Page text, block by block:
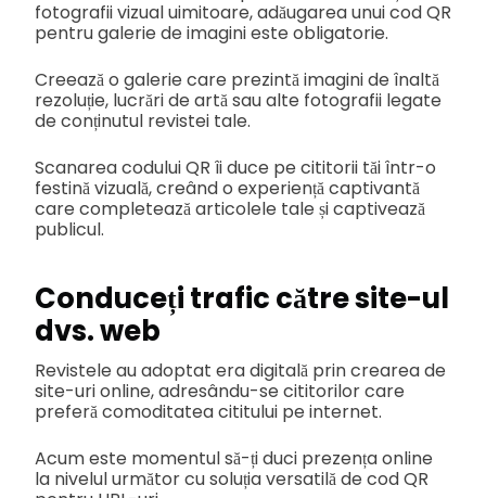
fotografii vizual uimitoare, adăugarea unui cod QR
pentru galerie de imagini este obligatorie.
Creează o galerie care prezintă imagini de înaltă
rezoluție, lucrări de artă sau alte fotografii legate
de conținutul revistei tale.
Scanarea codului QR îi duce pe cititorii tăi într-o
festină vizuală, creând o experiență captivantă
care completează articolele tale și captivează
publicul.
Conduceți trafic către site-ul
dvs. web
Revistele au adoptat era digitală prin crearea de
site-uri online, adresându-se cititorilor care
preferă comoditatea cititului pe internet.
Acum este momentul să-ți duci prezența online
la nivelul următor cu soluția versatilă de cod QR